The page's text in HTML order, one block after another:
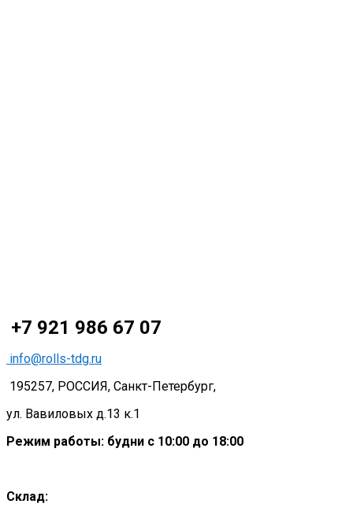
+7 921 986 67 07
info@rolls-tdg.ru
195257, РОССИЯ, Санкт-Петербург,
ул. Вавиловых д.13 к.1
Режим работы: будни с 10:00 до 18:00
Склад: